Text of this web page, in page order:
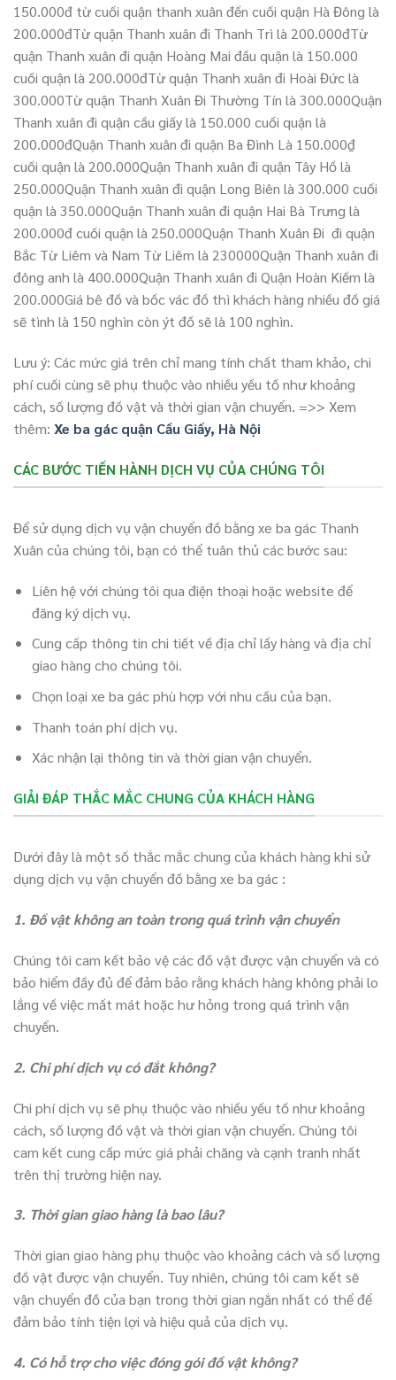
150.000đ từ cuối quận thanh xuân đến cuối quận Hà Đông là
200.000đTừ quận Thanh xuân đi Thanh Trì là 200.000đTừ
quận Thanh xuân đi quận Hoàng Mai đầu quận là 150.000
cuối quận là 200.000đTừ quận Thanh xuân đi Hoài Đức là
300.000Từ quận Thanh Xuân Đi Thường Tín là 300.000Quận
Thanh xuân đi quận cầu giấy là 150.000 cuối quận là
200.000đQuận Thanh xuân đi quận Ba Đình Là 150.000₫
cuối quận là 200.000Quận Thanh xuân đi quận Tây Hồ là
250.000Quận Thanh xuân đi quận Long Biên là 300.000 cuối
quận là 350.000Quận Thanh xuân đi quận Hai Bà Trưng là
200.000đ cuối quận là 250.000Quận Thanh Xuân Đi đi quận
Bắc Từ Liêm và Nam Từ Liêm là 230000Quận Thanh xuân đi
đông anh là 400.000Quận Thanh xuân đi Quận Hoàn Kiếm là
200.000Giá bê đồ và bốc vác đồ thì khách hàng nhiều đồ giá
sẽ tình là 150 nghìn còn ýt đồ sẽ là 100 nghìn.
Lưu ý: Các mức giá trên chỉ mang tính chất tham khảo, chi
phí cuối cùng sẽ phụ thuộc vào nhiều yếu tố như khoảng
cách, số lượng đồ vật và thời gian vận chuyển. =>> Xem
thêm: Xe ba gác quận Cầu Giấy, Hà Nội
CÁC BƯỚC TIẾN HÀNH DỊCH VỤ CỦA CHÚNG TÔI
Để sử dụng dịch vụ vận chuyển đồ bằng xe ba gác Thanh
Xuân của chúng tôi, bạn có thể tuân thủ các bước sau:
Liên hệ với chúng tôi qua điện thoại hoặc website để
đăng ký dịch vụ.
Cung cấp thông tin chi tiết về địa chỉ lấy hàng và địa chỉ
giao hàng cho chúng tôi.
Chọn loại xe ba gác phù hợp với nhu cầu của bạn.
Thanh toán phí dịch vụ.
Xác nhận lại thông tin và thời gian vận chuyển.
GIẢI ĐÁP THẮC MẮC CHUNG CỦA KHÁCH HÀNG
Dưới đây là một số thắc mắc chung của khách hàng khi sử
dụng dịch vụ vận chuyển đồ bằng xe ba gác :
1. Đồ vật không an toàn trong quá trình vận chuyển
Chúng tôi cam kết bảo vệ các đồ vật được vận chuyển và có
bảo hiểm đầy đủ để đảm bảo rằng khách hàng không phải lo
lắng về việc mất mát hoặc hư hỏng trong quá trình vận
chuyển.
2. Chi phí dịch vụ có đắt không?
Chi phí dịch vụ sẽ phụ thuộc vào nhiều yếu tố như khoảng
cách, số lượng đồ vật và thời gian vận chuyển. Chúng tôi
cam kết cung cấp mức giá phải chăng và cạnh tranh nhất
trên thị trường hiện nay.
3. Thời gian giao hàng là bao lâu?
Thời gian giao hàng phụ thuộc vào khoảng cách và số lượng
đồ vật được vận chuyển. Tuy nhiên, chúng tôi cam kết sẽ
vận chuyển đồ của bạn trong thời gian ngắn nhất có thể để
đảm bảo tính tiện lợi và hiệu quả của dịch vụ.
4. Có hỗ trợ cho việc đóng gói đồ vật không?